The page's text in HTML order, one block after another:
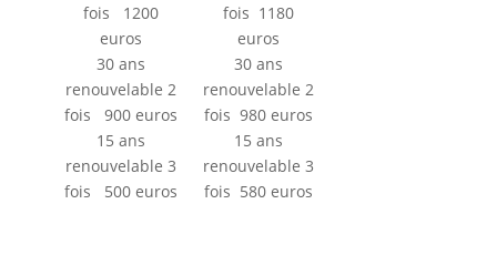
fois 1200
euros
30 ans
renouvelable 2
fois 900 euros
15 ans
renouvelable 3
fois 500 euros
fois 1180
euros
30 ans
renouvelable 2
fois 980 euros
15 ans
renouvelable 3
fois 580 euros